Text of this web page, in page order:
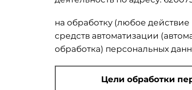
на обработку (любое
средств автоматизации
обработка) персональных
Цели обработки